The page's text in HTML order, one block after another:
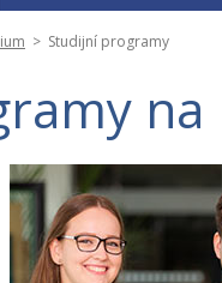
> Studijní programy
na